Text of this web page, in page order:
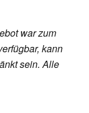
war zum
kann
sein. Alle